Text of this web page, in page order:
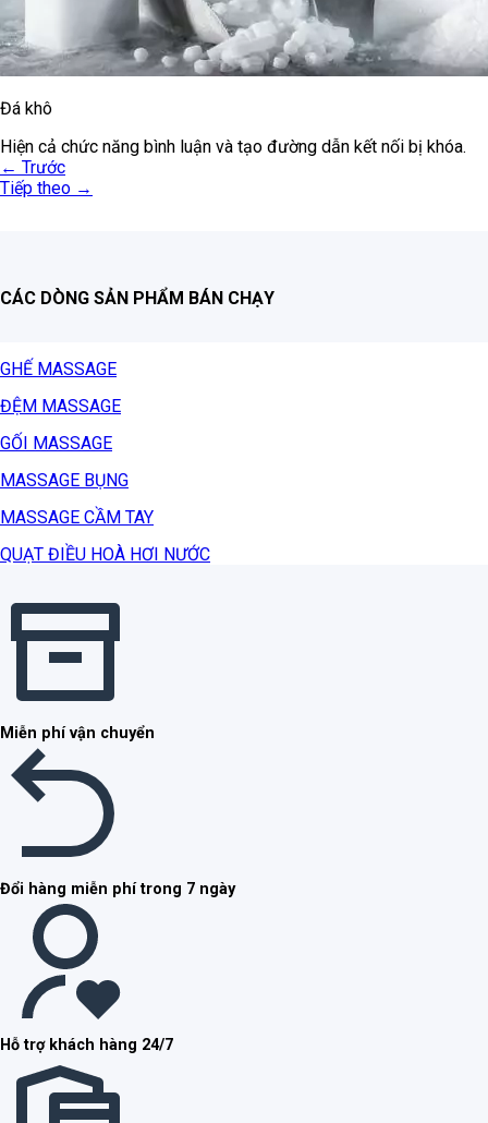
Đá khô
Hiện cả chức năng bình luận và tạo đường dẫn kết nối bị khóa.
← Trước
Tiếp theo →
CÁC DÒNG SẢN PHẨM BÁN CHẠY
GHẾ MASSAGE
ĐỆM MASSAGE
GỐI MASSAGE
MASSAGE BỤNG
MASSAGE CẦM TAY
QUẠT ĐIỀU HOÀ HƠI NƯỚC
Miễn phí vận chuyển
Đổi hàng miễn phí trong 7 ngày
Hỗ trợ khách hàng 24/7